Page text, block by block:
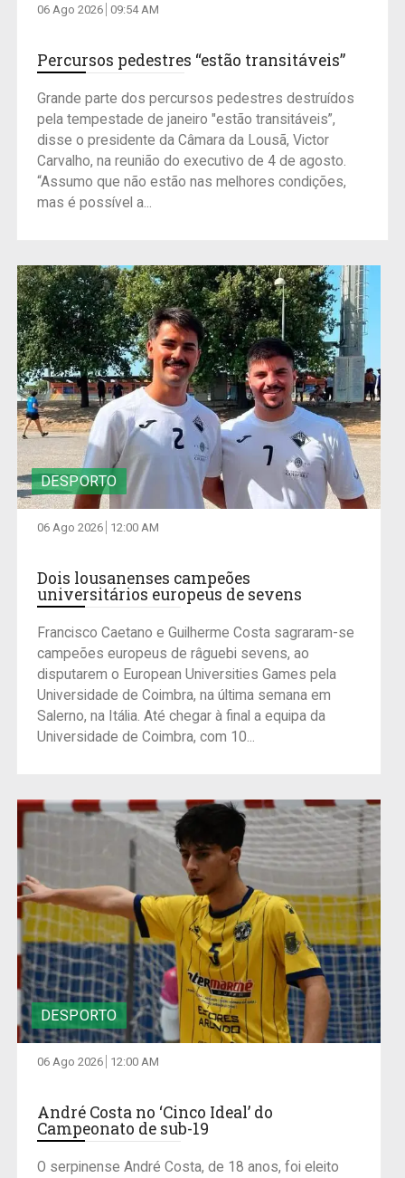
06 Ago 2026 09:54 AM
Percursos pedestres “estão transitáveis”
Grande parte dos percursos pedestres destruídos
pela tempestade de janeiro "estão transitáveis”,
disse o presidente da Câmara da Lousã, Victor
Carvalho, na reunião do executivo de 4 de agosto.
“Assumo que não estão nas melhores condições,
mas é possível a...
DESPORTO
06 Ago 2026 12:00 AM
Dois lousanenses campeões
universitários europeus de sevens
Francisco Caetano e Guilherme Costa sagraram-se
campeões europeus de râguebi sevens, ao
disputarem o European Universities Games pela
Universidade de Coimbra, na última semana em
Salerno, na Itália. Até chegar à final a equipa da
Universidade de Coimbra, com 10...
DESPORTO
06 Ago 2026 12:00 AM
André Costa no ‘Cinco Ideal’ do
Campeonato de sub-19
O serpinense André Costa, de 18 anos, foi eleito